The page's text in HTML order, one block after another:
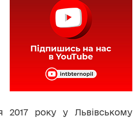
2017 року у Львівському